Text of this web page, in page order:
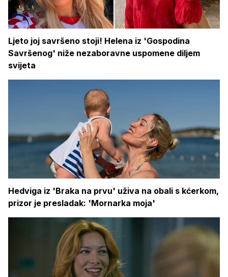
Ljeto joj savršeno stoji! Helena iz 'Gospodina
Savršenog' niže nezaboravne uspomene diljem
svijeta
Hedviga iz 'Braka na prvu' uživa na obali s kćerkom,
prizor je presladak: 'Mornarka moja'